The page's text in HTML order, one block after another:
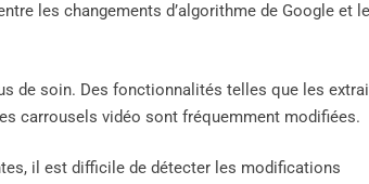
les changements d’algorithme de Google et
de soin. Des fonctionnalités telles que les
carrousels vidéo sont fréquemment modifiées.
il est difficile de détecter les modifications